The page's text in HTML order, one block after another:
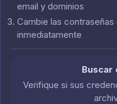
email y dominios
Cambie las
inmediatamente
Buscar
Verifique si sus